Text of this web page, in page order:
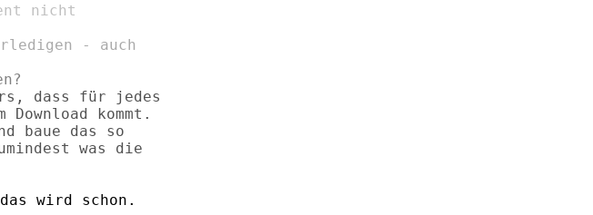
nicht
- auch
dass für jedes
kommt.
baue das so
was die
wird schon.